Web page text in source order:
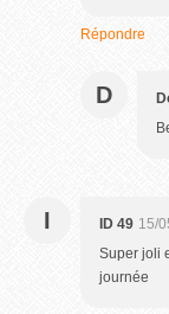
Répondre
D
I ID 49 15/
Super joli
journée